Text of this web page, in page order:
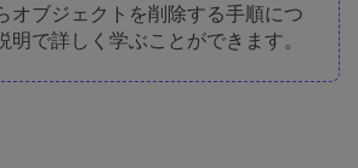
オブジェクトを削除する手順につ
明で詳しく学ぶことができます。